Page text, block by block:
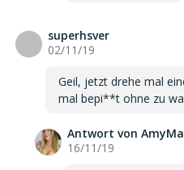
superhsver
02/11/19
Geil, jetzt drehe mal
mal bepi**t ohne zu
Antwort von
16/11/19